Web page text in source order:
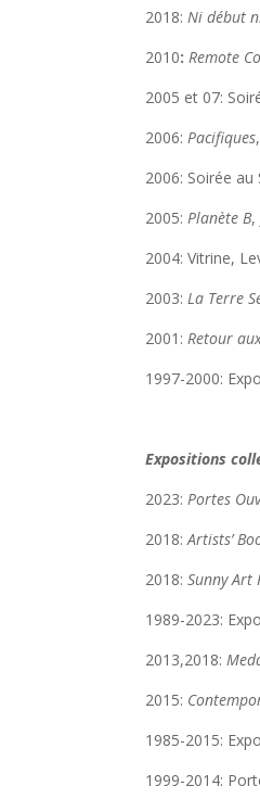
2018: Ni début
2010: Remote
2005 et 07:
2006: Pacifiques
2006: Soirée au
2005: Planète B,
2004: Vitrine,
2003: La Terre
2001: Retour
1997-2000:
Expositions
2023: Portes
2018:Artists’
2018:Sunny Art
1989-2023:
2013,2018:
2015:
1985-2015:
1999-2014: